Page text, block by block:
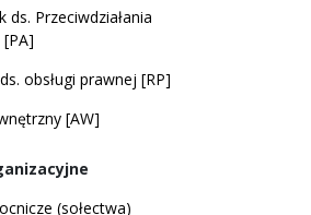
ds. Przeciwdziałania
obsługi prawnej [RP]
[AW]
(sołectwa)